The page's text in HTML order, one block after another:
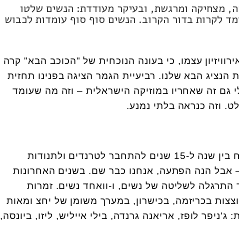
מצחיקה ומרגשת, ובעיקר מעודדת: הנשים שלטו
לקרות בדור הקרוב. הנשים סוף סוף עומדות לכבוש
עצמו, כי בעונה הנוכחית של "הכוכב הבא" קרה
הבא שלנו. רביעיית הגמר הציגה בפנינו תחזית
גם זה שאחריו במוזיקה הישראלית – וזה מה שעומד
וזה כנראה בלתי נמנע.
אז זה נכון שלישראל תמיד לוקח בין שנה ל-15 שנים להתחבר לטרנדים ולתנודות
אבל הנה הפתעה, אנחנו כבר שם. בשנים האחרונות
התרגלה לשליטה של נשים, ו-וואחד נשים. זמרות
בכריזמה, בכישרון, במערך משומן של יחצ ומאות
לופז, אריאנה גרנדה, בילי אייליש, ליזו, ביונסה,